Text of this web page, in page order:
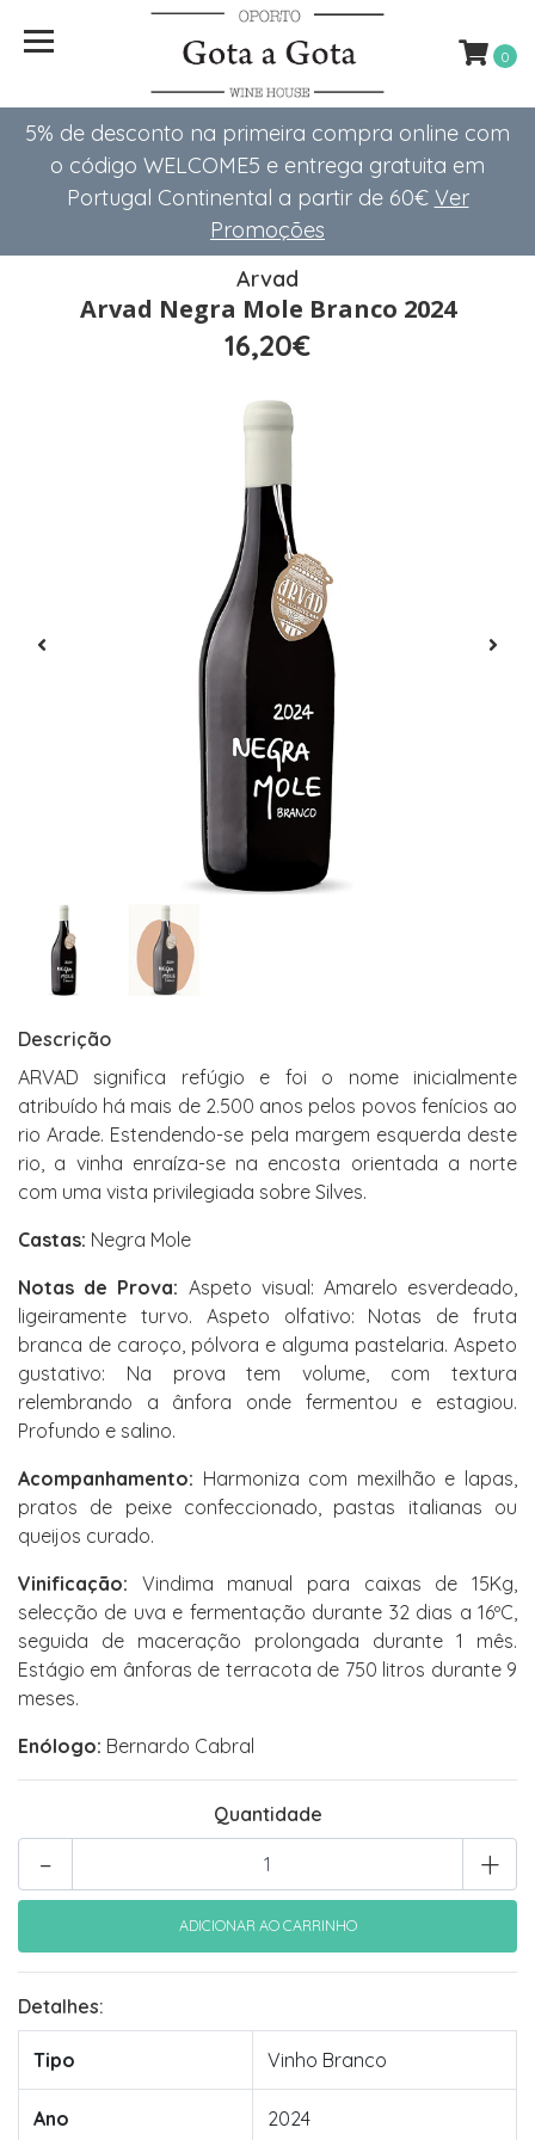
5% de desconto na primeira compra online com
o código WELCOME5 e entrega gratuita em
Portugal Continental a partir de 60€ Ver
Promoções
0
Arvad
Arvad Negra Mole Branco 2024
16,20€
Descrição
ARVAD significa refúgio e foi o nome inicialmente
atribuído há mais de 2.500 anos pelos povos fenícios ao
rio Arade. Estendendo-se pela margem esquerda deste
rio, a vinha enraíza-se na encosta orientada a norte
com uma vista privilegiada sobre Silves.
Castas: Negra Mole
Notas de Prova: Aspeto visual: Amarelo esverdeado,
ligeiramente turvo. Aspeto olfativo: Notas de fruta
branca de caroço, pólvora e alguma pastelaria. Aspeto
gustativo: Na prova tem volume, com textura
relembrando a ânfora onde fermentou e estagiou.
Profundo e salino.
Acompanhamento: Harmoniza com mexilhão e lapas,
pratos de peixe confeccionado, pastas italianas ou
queijos curado.
Vinificação: Vindima manual para caixas de 15Kg,
selecção de uva e fermentação durante 32 dias a 16ºC,
seguida de maceração prolongada durante 1 mês.
Estágio em ânforas de terracota de 750 litros durante 9
meses.
Enólogo: Bernardo Cabral
Quantidade
+
-
Detalhes:
Tipo Vinho Branco
Ano 2024